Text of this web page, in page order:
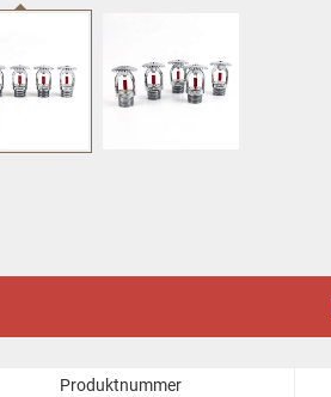
Produktnummer